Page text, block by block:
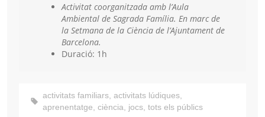
Activitat coorganitzada amb l’Aula
Ambiental de Sagrada Família. En marc de
la Setmana de la Ciència de l’Ajuntament de
Barcelona.
Duració: 1h
activitats familiars, activitats lúdiques,
aprenentatge, ciència, jocs, tots els públics